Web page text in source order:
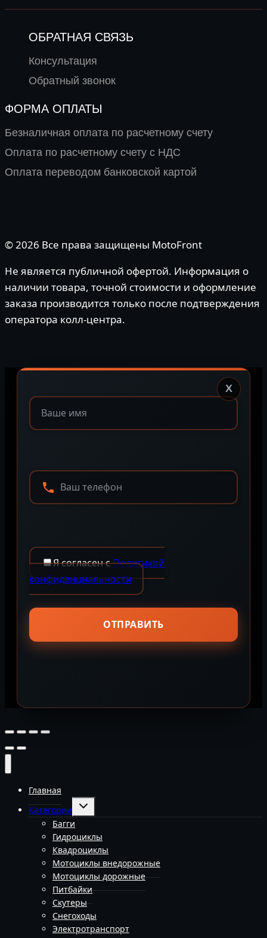
ОБРАТНАЯ СВЯЗЬ
Консультация
Обратный звонок
ФОРМА ОПЛАТЫ
Безналичная оплата по расчетному счету
Оплата по расчетному счету с НДС
Оплата переводом банковской картой
© 2026 Все права защищены MotoFront
Не является публичной офертой. Информация о
наличии товара, точной стоимости и оформление
заказа производится только после подтверждения
оператора колл-центра.
Я согласен сПолитикой
конфиденциальности
X
Главная
Категории
Переключить
Багги
Гидроциклы
Квадроциклы
Мотоциклы внедорожные
Мотоциклы дорожные
Питбайки
Скутеры
Снегоходы
Электротранспорт